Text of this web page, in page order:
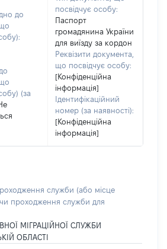
до
(за
посвідчує особу:
Паспорт
громадянина України
для виїзду за кордон
Реквізити документа,
що посвідчує особу:
[Конфіденційна
інформація]
Ідентифікаційний
номер (за наявності):
[Конфіденційна
інформація]
служби (або місце
проходження служби для
МІГРАЦІЙНОЇ СЛУЖБИ
ОБЛАСТІ